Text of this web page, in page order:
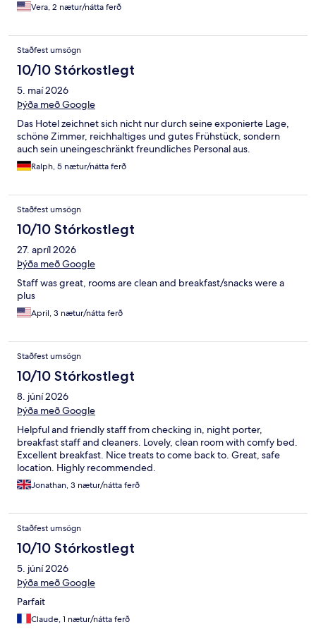
Vera, 2 nætur/nátta ferð
Staðfest umsögn
10/10 Stórkostlegt
5. maí 2026
Þýða með Google
Das Hotel zeichnet sich nicht nur durch seine exponierte Lage,
schöne Zimmer, reichhaltiges und gutes Frühstück, sondern
auch sein uneingeschränkt freundliches Personal aus.
Ralph, 5 nætur/nátta ferð
Staðfest umsögn
10/10 Stórkostlegt
27. apríl 2026
Þýða með Google
Staff was great, rooms are clean and breakfast/snacks were a
plus
April, 3 nætur/nátta ferð
Staðfest umsögn
10/10 Stórkostlegt
8. júní 2026
Þýða með Google
Helpful and friendly staff from checking in, night porter,
breakfast staff and cleaners. Lovely, clean room with comfy bed.
Excellent breakfast. Nice treats to come back to. Great, safe
location. Highly recommended.
Jonathan, 3 nætur/nátta ferð
Staðfest umsögn
10/10 Stórkostlegt
5. júní 2026
Þýða með Google
Parfait
Claude, 1 nætur/nátta ferð